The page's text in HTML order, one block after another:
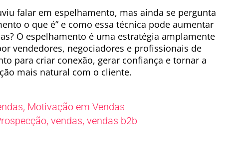
falar em espelhamento, mas ainda se pergunta
o que é” e como essa técnica pode aumentar
O espelhamento é uma estratégia amplamente
vendedores, negociadores e profissionais de
para criar conexão, gerar confiança e tornar a
mais natural com o cliente.
, Motivação em Vendas
, vendas, vendas b2b